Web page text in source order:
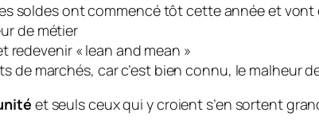
soldes ont commencé tôt cette année et vont
de métier
redevenir « lean and mean »
de marchés, car c’est bien connu, le malheur
et seuls ceux qui y croient s’en sortent